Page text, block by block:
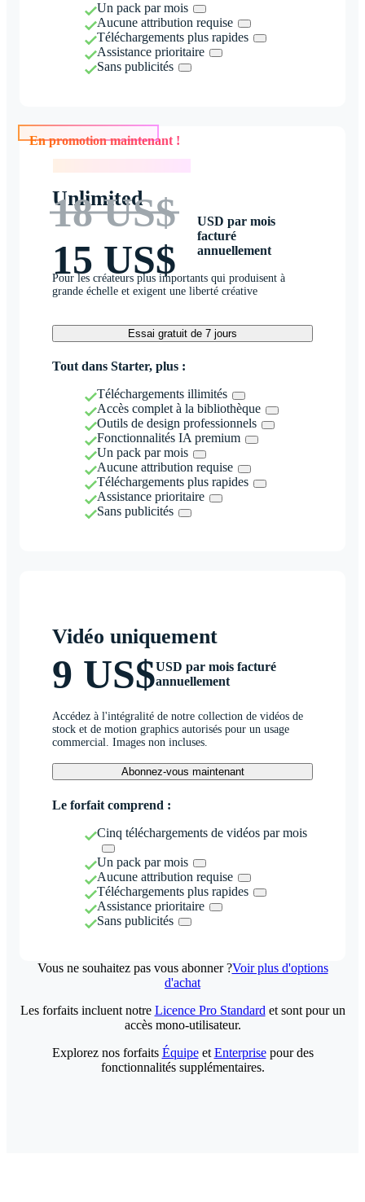
Un pack par mois
Aucune attribution requise
Téléchargements plus rapides
Assistance prioritaire
Sans publicités
En promotion maintenant !
Unlimited
18 US$
15 US$
USD par mois
facturé
annuellement
Pour les créateurs plus importants qui produisent à
grande échelle et exigent une liberté créative
Essai gratuit de 7 jours
Tout dans Starter, plus :
Téléchargements illimités
Accès complet à la bibliothèque
Outils de design professionnels
Fonctionnalités IA premium
Un pack par mois
Aucune attribution requise
Téléchargements plus rapides
Assistance prioritaire
Sans publicités
Vidéo uniquement
9 US$USD par mois facturé
annuellement
Accédez à l'intégralité de notre collection de vidéos de
stock et de motion graphics autorisés pour un usage
commercial. Images non incluses.
Abonnez-vous maintenant
Le forfait comprend :
Cinq téléchargements de vidéos par mois
Un pack par mois
Aucune attribution requise
Téléchargements plus rapides
Assistance prioritaire
Sans publicités
Vous ne souhaitez pas vous abonner ?Voir plus d'options
d'achat
Les forfaits incluent notre Licence Pro Standard et sont pour un
accès mono-utilisateur.
Explorez nos forfaits Équipeet Enterprisepour des
fonctionnalités supplémentaires.